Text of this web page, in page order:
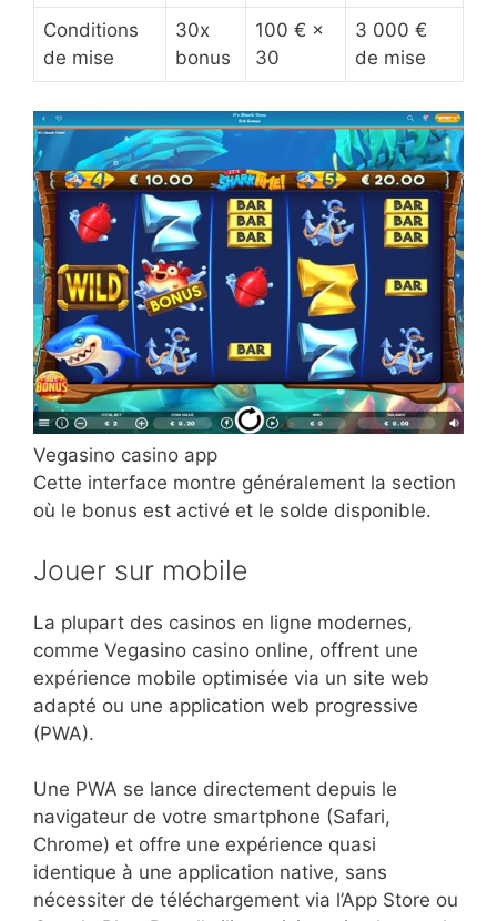
Conditions
de mise
30x
bonus
100 € ×
30
3 000 €
de mise
Vegasino casino app
Cette interface montre généralement la section
où le bonus est activé et le solde disponible.
Jouer sur mobile
La plupart des casinos en ligne modernes,
comme Vegasino casino online, offrent une
expérience mobile optimisée via un site web
adapté ou une application web progressive
(PWA).
Une PWA se lance directement depuis le
navigateur de votre smartphone (Safari,
Chrome) et offre une expérience quasi
identique à une application native, sans
nécessiter de téléchargement via l’App Store ou